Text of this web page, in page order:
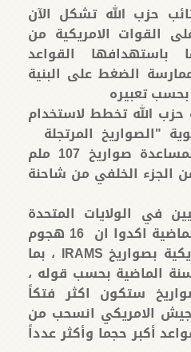
حزب الله تشكل الآن
القوات الامريكية من
باستهدافها القواعد
الضغط على البنية
تعبيره
حزب الله تخطط لاستخدام
"الصواريخ المرتجلة
IRAMs" والتي تدفع بمساعدة صواريخ 107 ملم
الجزء الخلفي من شاحنة
في الولايات المتحدة
خلال السنوات السبع الماضية اكدوا ان 16 هجوم
نُفذ على القواعد الامريكية بصواريخ IRAMS ، بما
الماضية بحسب قوله ،
ستكون اكثر فتكاً
الامريكي انسحب من
أكبر حجما وأكثر عدداً